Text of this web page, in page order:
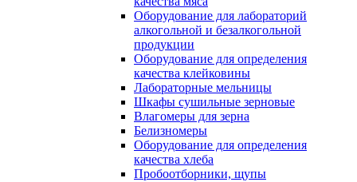
Оборудование для лабораторий
алкогольной и безалкогольной
продукции
Оборудование для определения
качества клейковины
Лабораторные мельницы
Шкафы сушильные зерновые
Влагомеры для зерна
Белизномеры
Оборудование для определения
качества хлеба
Пробоотборники, щупы